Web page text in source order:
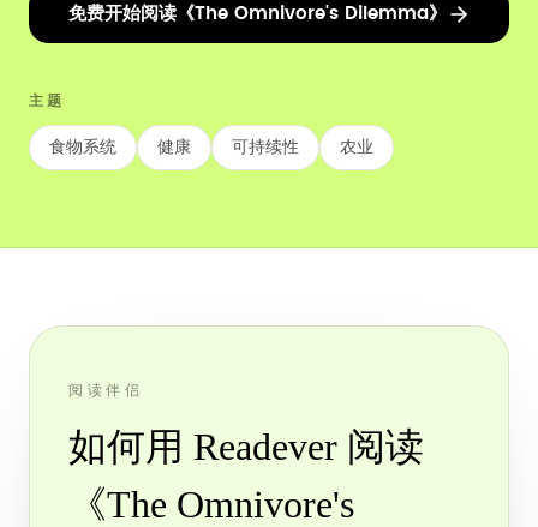
免费开始阅读《The Omnivore's Dilemma》
主题
食物系统 健康 可持续性 农业
阅读伴侣
如何用 Readever 阅读
《The Omnivore's